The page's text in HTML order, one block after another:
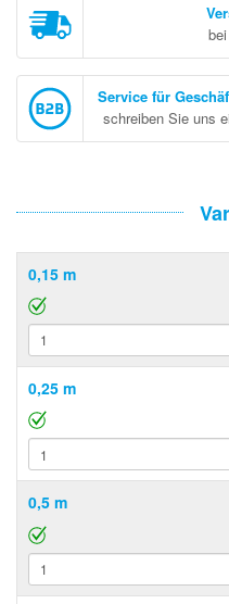
Service für
schreiben Sie uns
0,15 m
0,25 m
0,5 m